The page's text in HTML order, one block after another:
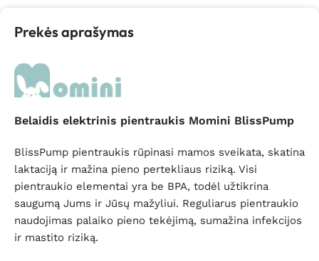
Prekės aprašymas
Belaidis elektrinis pientraukis Momini BlissPump
BlissPump pientraukis rūpinasi mamos sveikata, skatina
laktaciją ir mažina pieno pertekliaus riziką. Visi
pientraukio elementai yra be BPA, todėl užtikrina
saugumą Jums ir Jūsų mažyliui. Reguliarus pientraukio
naudojimas palaiko pieno tekėjimą, sumažina infekcijos
ir mastito riziką.